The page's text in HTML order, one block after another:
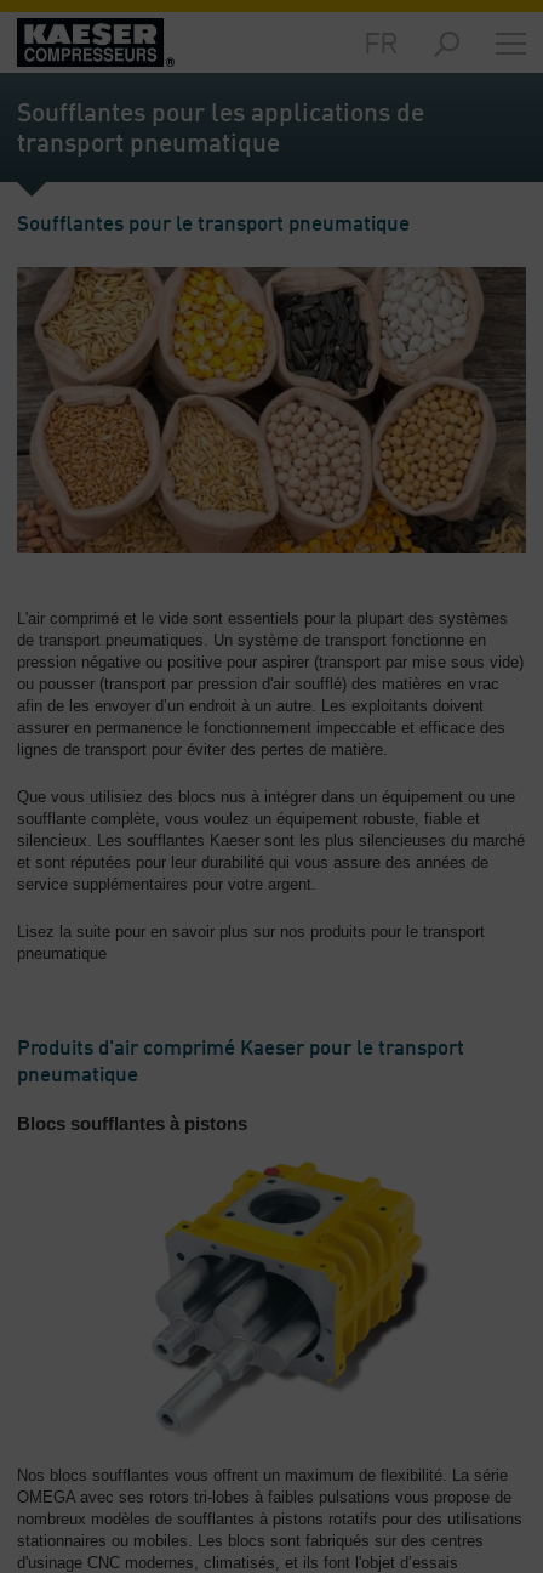
Produits
et
solutions
-
Services
Sommaire
Ressources
techniques
Sommaire
L‘entreprise
Sommaire
Soufflantes pour les applications de
transport pneumatique
Soufflantes pour le transport pneumatique
L'air comprimé et le vide sont essentiels pour la plupart des systèmes
de transport pneumatiques. Un système de transport fonctionne en
pression négative ou positive pour aspirer (transport par mise sous vide)
ou pousser (transport par pression d'air soufflé) des matières en vrac
afin de les envoyer d’un endroit à un autre. Les exploitants doivent
assurer en permanence le fonctionnement impeccable et efficace des
lignes de transport pour éviter des pertes de matière.
Que vous utilisiez des blocs nus à intégrer dans un équipement ou une
soufflante complète, vous voulez un équipement robuste, fiable et
silencieux. Les soufflantes Kaeser sont les plus silencieuses du marché
et sont réputées pour leur durabilité qui vous assure des années de
service supplémentaires pour votre argent.
Lisez la suite pour en savoir plus sur nos produits pour le transport
pneumatique
Produits d'air comprimé Kaeser pour le transport
pneumatique
Blocs soufflantes à pistons
Nos blocs soufflantes vous offrent un maximum de flexibilité. La série
OMEGA avec ses rotors tri-lobes à faibles pulsations vous propose de
nombreux modèles de soufflantes à pistons rotatifs pour des utilisations
stationnaires ou mobiles. Les blocs sont fabriqués sur des centres
d'usinage CNC modernes, climatisés, et ils font l'objet d’essais